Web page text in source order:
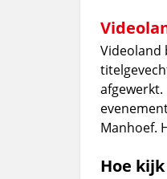
Videoland
Manhoef.
Hoe